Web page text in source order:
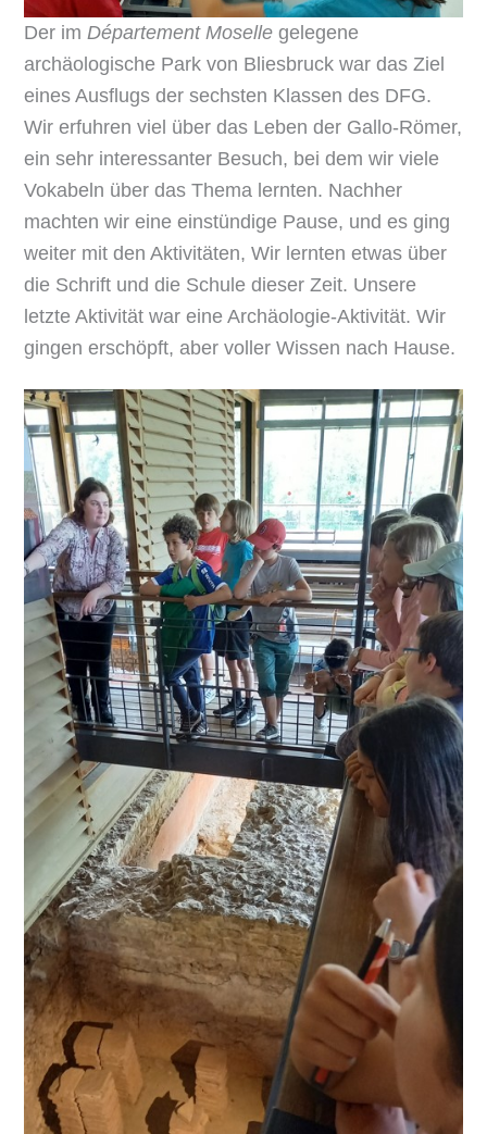
Der im Département Moselle gelegene
archäologische Park von Bliesbruck war das Ziel
eines Ausflugs der sechsten Klassen des DFG.
Wir erfuhren viel über das Leben der Gallo-Römer,
ein sehr interessanter Besuch, bei dem wir viele
Vokabeln über das Thema lernten. Nachher
machten wir eine einstündige Pause, und es ging
weiter mit den Aktivitäten, Wir lernten etwas über
die Schrift und die Schule dieser Zeit. Unsere
letzte Aktivität war eine Archäologie-Aktivität. Wir
gingen erschöpft, aber voller Wissen nach Hause.